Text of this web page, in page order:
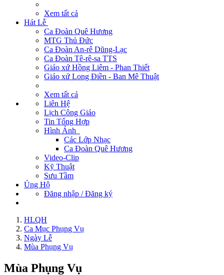
Xem tất cả
Hát Lễ
Ca Đoàn Quê Hương
MTG Thủ Đức
Ca Đoàn An-rê Dũng-Lạc
Ca Đoàn Tê-rê-sa TTS
Giáo xứ Hồng Liêm - Phan Thiết
Giáo xứ Long Điền - Ban Mê Thuật
Xem tất cả
Liên Hệ
Lịch Công Giáo
Tin Tổng Hợp
Hình Ảnh
Các Lớp Nhạc
Ca Đoàn Quê Hương
Video-Clip
Kỹ Thuật
Sưu Tầm
Ủng Hộ
Đăng nhập / Đăng ký
HLQH
Ca Mục Phụng Vụ
Ngày Lễ
Mùa Phụng Vụ
Mùa Phụng Vụ